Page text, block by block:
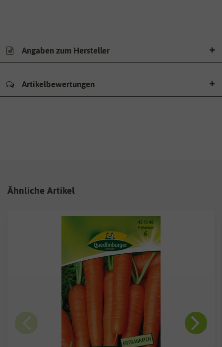
Angaben zum Hersteller
Artikelbewertungen
Ähnliche Artikel